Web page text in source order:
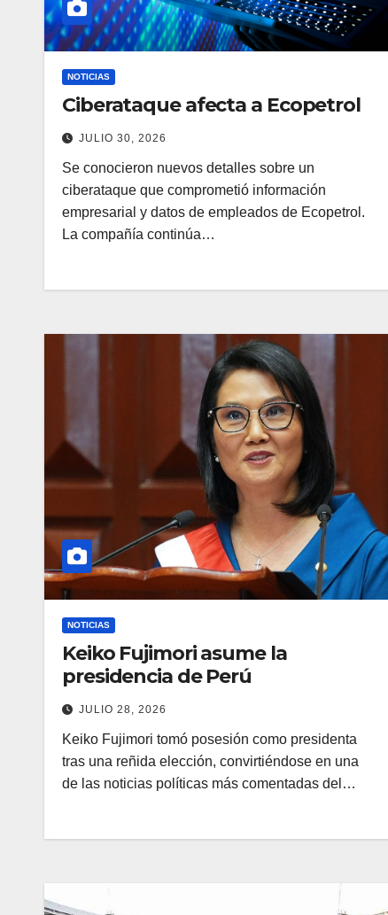
NOTICIAS
Ciberataque afecta a Ecopetrol
JULIO 30, 2026
Se conocieron nuevos detalles sobre un
ciberataque que comprometió información
empresarial y datos de empleados de Ecopetrol.
La compañía continúa…
NOTICIAS
Keiko Fujimori asume la
presidencia de Perú
JULIO 28, 2026
Keiko Fujimori tomó posesión como presidenta
tras una reñida elección, convirtiéndose en una
de las noticias políticas más comentadas del…